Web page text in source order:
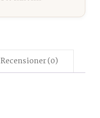
Recensioner (0)